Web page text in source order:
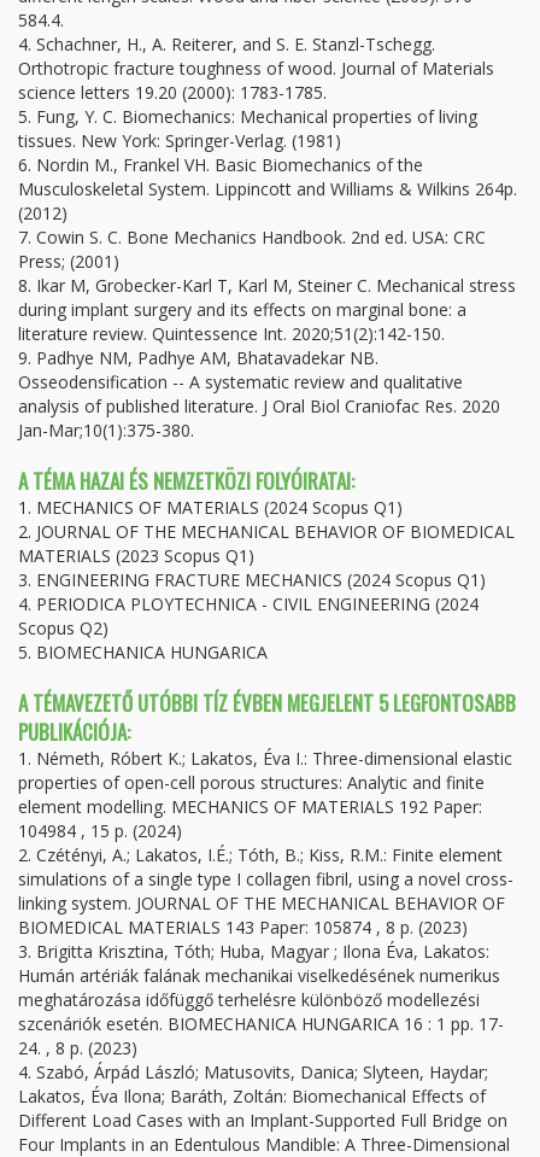
584.4.
4. Schachner, H., A. Reiterer, and S. E. Stanzl-Tschegg.
Orthotropic fracture toughness of wood. Journal of Materials
science letters 19.20 (2000): 1783-1785.
5. Fung, Y. C. Biomechanics: Mechanical properties of living
tissues. New York: Springer-Verlag. (1981)
6. Nordin M., Frankel VH. Basic Biomechanics of the
Musculoskeletal System. Lippincott and Williams & Wilkins 264p.
(2012)
7. Cowin S. C. Bone Mechanics Handbook. 2nd ed. USA: CRC
Press; (2001)
8. Ikar M, Grobecker-Karl T, Karl M, Steiner C. Mechanical stress
during implant surgery and its effects on marginal bone: a
literature review. Quintessence Int. 2020;51(2):142-150.
9. Padhye NM, Padhye AM, Bhatavadekar NB.
Osseodensification -- A systematic review and qualitative
analysis of published literature. J Oral Biol Craniofac Res. 2020
Jan-Mar;10(1):375-380.
A TÉMA HAZAI ÉS NEMZETKÖZI FOLYÓIRATAI:
1. MECHANICS OF MATERIALS (2024 Scopus Q1)
2. JOURNAL OF THE MECHANICAL BEHAVIOR OF BIOMEDICAL
MATERIALS (2023 Scopus Q1)
3. ENGINEERING FRACTURE MECHANICS (2024 Scopus Q1)
4. PERIODICA PLOYTECHNICA - CIVIL ENGINEERING (2024
Scopus Q2)
5. BIOMECHANICA HUNGARICA
A TÉMAVEZETŐ UTÓBBI TÍZ ÉVBEN MEGJELENT 5 LEGFONTOSABB
PUBLIKÁCIÓJA:
1. Németh, Róbert K.; Lakatos, Éva I.: Three-dimensional elastic
properties of open-cell porous structures: Analytic and finite
element modelling. MECHANICS OF MATERIALS 192 Paper:
104984 , 15 p. (2024)
2. Czétényi, A.; Lakatos, I.É.; Tóth, B.; Kiss, R.M.: Finite element
simulations of a single type I collagen fibril, using a novel cross-
linking system. JOURNAL OF THE MECHANICAL BEHAVIOR OF
BIOMEDICAL MATERIALS 143 Paper: 105874 , 8 p. (2023)
3. Brigitta Krisztina, Tóth; Huba, Magyar ; Ilona Éva, Lakatos:
Humán artériák falának mechanikai viselkedésének numerikus
meghatározása időfüggő terhelésre különböző modellezési
szcenáriók esetén. BIOMECHANICA HUNGARICA 16 : 1 pp. 17-
24. , 8 p. (2023)
4. Szabó, Árpád László; Matusovits, Danica; Slyteen, Haydar;
Lakatos, Éva Ilona; Baráth, Zoltán: Biomechanical Effects of
Different Load Cases with an Implant-Supported Full Bridge on
Four Implants in an Edentulous Mandible: A Three-Dimensional